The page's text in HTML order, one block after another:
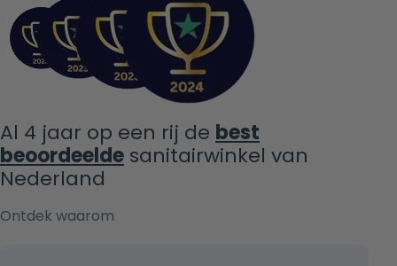
Al 4 jaar op een rij de best
beoordeelde sanitairwinkel van
Nederland
Ontdek waarom